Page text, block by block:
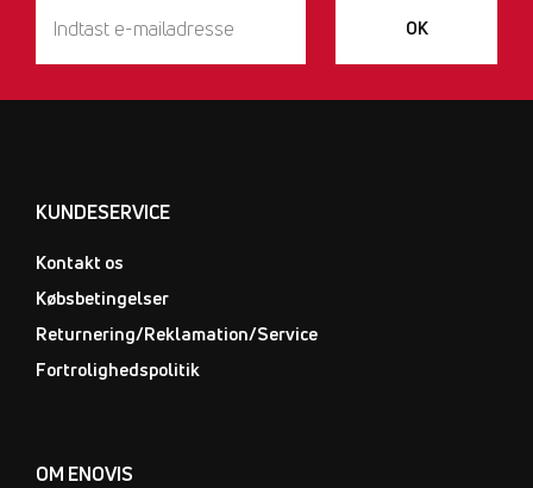
OK
KUNDESERVICE
Kontakt os
Købsbetingelser
Returnering/Reklamation/Service
Fortrolighedspolitik
OM ENOVIS